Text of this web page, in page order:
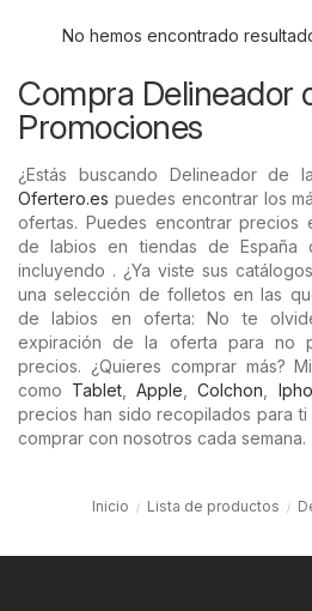
No hemos encontrado
Compra Delineador
Promociones
¿Estás buscando Delineador de
Ofertero.es puedes encontrar los
ofertas. Puedes encontrar precios
de labios en tiendas de España
incluyendo . ¿Ya viste sus
una selección de folletos en las
de labios en oferta: No te
expiración de la oferta para no
precios. ¿Quieres comprar más?
como Tablet ,Apple ,Colchon
precios han sido recopilados para
comprar con nosotros cada semana.
Inicio Lista de productos